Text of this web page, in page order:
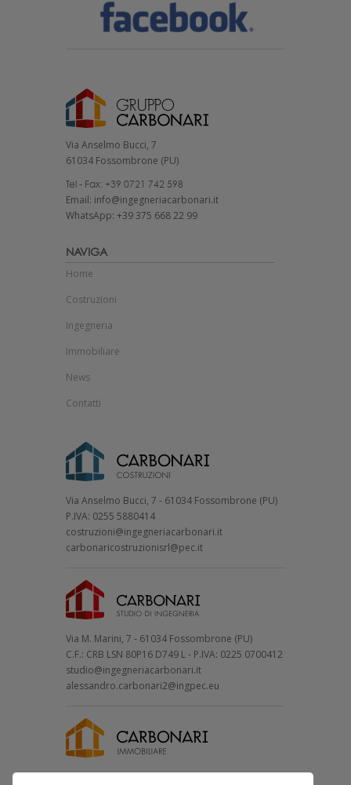
TROVACI SU
61034 Fossombrone (PU)
Tel - Fax: +39 0721 742 598
Email: info@ingegneriacarbonari.it
NAVIGA
Home
Costruzioni
Ingegneria
Immobiliare
News
Via Anselmo Bucci, 7 - 61034 Fossombrone (PU)
P.IVA: 0255 5880414
costruzioni@ingegneriacarbonari.it
Via M. Marini, 7 - 61034 Fossombrone (PU)
C.F.: CRB LSN 80P16 D749 L - P.IVA: 0225 0700412
studio@ingegneriacarbonari.it